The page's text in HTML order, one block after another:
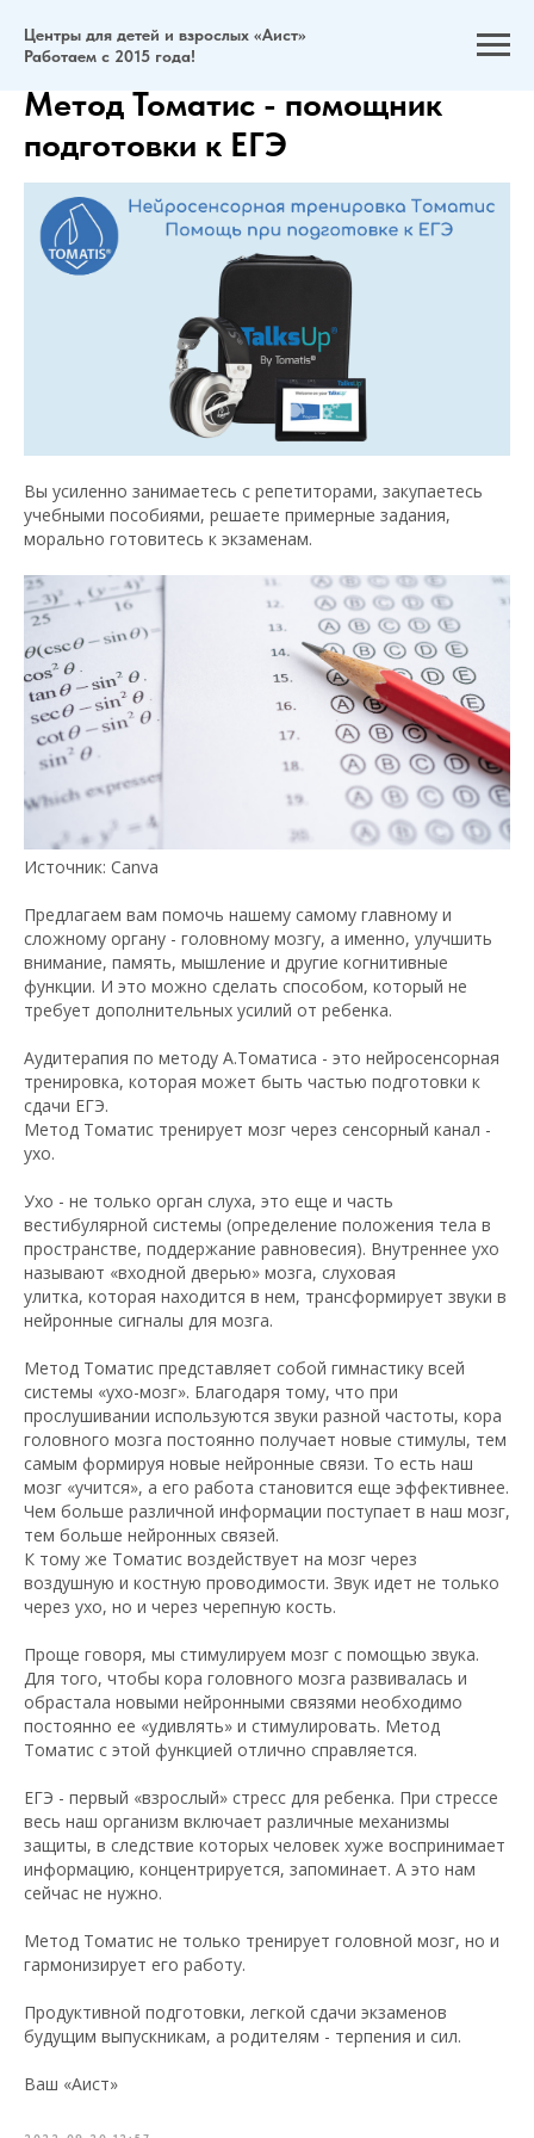
Центры для детей и взрослых «Аист»
Работаем с 2015 года!
Метод Томатис - помощник
подготовки к ЕГЭ
Вы усиленно занимаетесь с репетиторами, закупаетесь
учебными пособиями, решаете примерные задания,
морально готовитесь к экзаменам.
Источник: Canva
Предлагаем вам помочь нашему самому главному и
сложному органу - головному мозгу, а именно, улучшить
внимание, память, мышление и другие когнитивные
функции. И это можно сделать способом, который не
требует дополнительных усилий от ребенка.
Аудитерапия по методу А.Томатиса - это нейросенсорная
тренировка, которая может быть частью подготовки к
сдачи ЕГЭ.
Метод Томатис тренирует мозг через сенсорный канал -
ухо.
Ухо - не только орган слуха, это еще и часть
вестибулярной системы (определение положения тела в
пространстве, поддержание равновесия). Внутреннее ухо
называют «входной дверью» мозга, слуховая
улитка, которая находится в нем, трансформирует звуки в
нейронные сигналы для мозга.
Метод Томатис представляет собой гимнастику всей
системы «ухо-мозг». Благодаря тому, что при
прослушивании используются звуки разной частоты, кора
головного мозга постоянно получает новые стимулы, тем
самым формируя новые нейронные связи. То есть наш
мозг «учится», а его работа становится еще эффективнее.
Чем больше различной информации поступает в наш мозг,
тем больше нейронных связей.
К тому же Томатис воздействует на мозг через
воздушную и костную проводимости. Звук идет не только
через ухо, но и через черепную кость.
Проще говоря, мы стимулируем мозг с помощью звука.
Для того, чтобы кора головного мозга развивалась и
обрастала новыми нейронными связями необходимо
постоянно ее «удивлять» и стимулировать. Метод
Томатис с этой функцией отлично справляется.
ЕГЭ - первый «взрослый» стресс для ребенка. При стрессе
весь наш организм включает различные механизмы
защиты, в следствие которых человек хуже воспринимает
информацию, концентрируется, запоминает. А это нам
сейчас не нужно.
Метод Томатис не только тренирует головной мозг, но и
гармонизирует его работу.
Продуктивной подготовки, легкой сдачи экзаменов
будущим выпускникам, а родителям - терпения и сил.
Ваш «Аист»